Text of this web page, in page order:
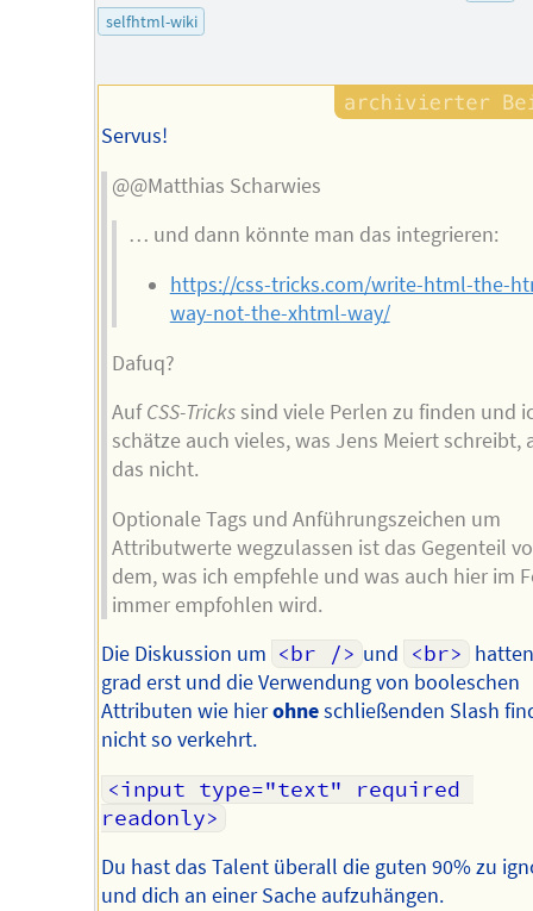
selfhtml-wiki
Servus!
@@Matthias Scharwies
… und dann könnte man das integrieren:
https://css-tricks.com/write-html-the-
way-not-the-xhtml-way/
Dafuq?
AufCSS-Trickssind viele Perlen zu finden und
schätze auch vieles, was Jens Meiert schreibt,
das nicht.
Optionale Tags und Anführungszeichen um
Attributwerte wegzulassen ist das Gegenteil
dem, was ich empfehle und was auch hier im
immer empfohlen wird.
Die Diskussion um <br /> und <br>
grad erst und die Verwendung von booleschen
Attributen wie hierohneschließenden Slash
nicht so verkehrt.
<input type="text" required
readonly>
Du hast das Talent überall die guten 90% zu
und dich an einer Sache aufzuhängen.